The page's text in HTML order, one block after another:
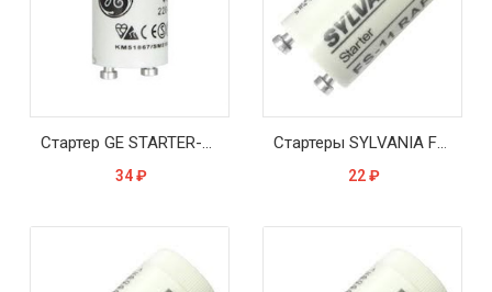
Стартер GE STARTER-TANDEM 4-22W 25WAY
34 ₽
Стартеры SYLVANIA FS-11 4-65W 220-240V - (ОТПУСКАТЬ ТОЛЬКО по 1200 штук в фасовке)
22 ₽